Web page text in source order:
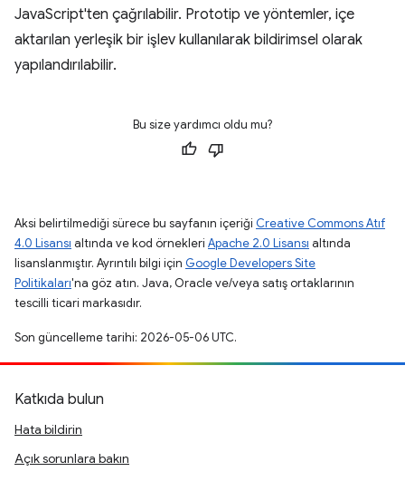
JavaScript'ten çağrılabilir. Prototip ve yöntemler, içe
aktarılan yerleşik bir işlev kullanılarak bildirimsel olarak
yapılandırılabilir.
Bu size yardımcı oldu mu?
Aksi belirtilmediği sürece bu sayfanın içeriği Creative Commons Atıf
4.0 Lisansı altında ve kod örnekleri Apache 2.0 Lisansı altında
lisanslanmıştır. Ayrıntılı bilgi için Google Developers Site
Politikaları'na göz atın. Java, Oracle ve/veya satış ortaklarının
tescilli ticari markasıdır.
Son güncelleme tarihi: 2026-05-06 UTC.
Katkıda bulun
Hata bildirin
Açık sorunlara bakın